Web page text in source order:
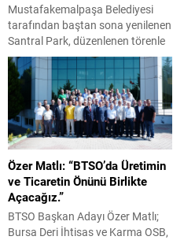
Mustafakemalpaşa Belediyesi
tarafından baştan sona yenilenen
Santral Park, düzenlenen törenle
yeniden vatandaşların hizmetine
açıldı. Uzun süredir atıl durumda
bulunan alan, gerçekleştirilen
kapsamlı yenileme çalışmalarıyla
modern ve estetik bir yaşam
alanına dönüştürülerek ilçeye
yeniden kazandırıldı. Açılış
programında konuşan
Mustafakemalpaşa Belediye
Başkanı Şükrü Erdem, Santral
Park’ın ilçe hafızasında önemli bir
yere sahip...
Özer Matlı: “BTSO’da Üretimin
ve Ticaretin Önünü Birlikte
Açacağız.”
BTSO Başkan Adayı Özer Matlı;
Bursa Deri İhtisas ve Karma OSB,